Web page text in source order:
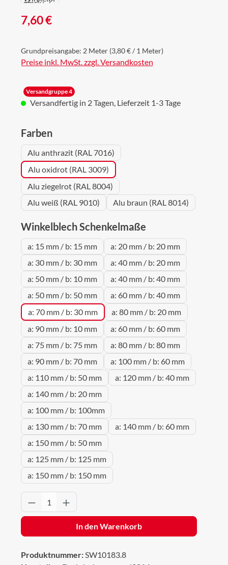
Regulärer Preis:
7,60 €
Grundpreisangabe: 2 Meter (3,80 € / 1 Meter)
Preise inkl. MwSt. zzgl. Versandkosten
Versandgruppe 4
Versandfertig in 2 Tagen, Lieferzeit 1-3 Tage
Farbenauswählen
Alu anthrazit (RAL 7016)
Alu oxidrot (RAL 3009)
Alu ziegelrot (RAL 8004)
Alu weiß (RAL 9010)
Alu braun (RAL 8014)
Winkelblech Schenkelmaße
a: 15 mm / b: 15 mm
a: 20 mm / b: 20 mm
a: 30 mm / b: 30 mm
a: 40 mm / b: 20 mm
a: 50 mm / b: 10 mm
a: 40 mm / b: 40 mm
a: 50 mm / b: 50 mm
a: 60 mm / b: 40 mm
a: 70 mm / b: 30 mm
a: 80 mm / b: 20 mm
a: 90 mm / b: 10 mm
a: 60 mm / b: 60 mm
a: 75 mm / b: 75 mm
a: 80 mm / b: 80 mm
a: 90 mm / b: 70 mm
a: 100 mm / b: 60 mm
a: 110 mm / b: 50 mm
a: 120 mm / b: 40 mm
a: 140 mm / b: 20 mm
a: 100 mm / b: 100mm
a: 130 mm / b: 70 mm
a: 140 mm / b: 60 mm
a: 150 mm / b: 50 mm
a: 125 mm / b: 125 mm
a: 150 mm / b: 150 mm
Produkt Anzahl: Gib den gewünschten
In den Warenkorb
Produktnummer:SW10183.8